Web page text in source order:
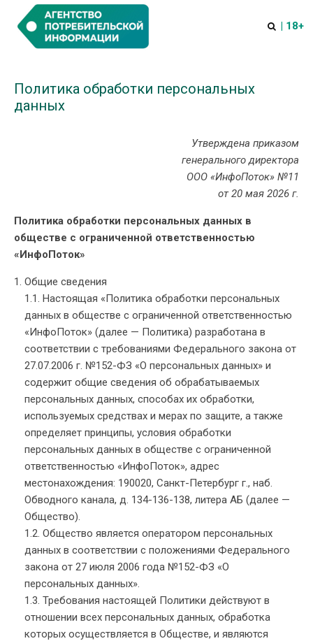
| 18+
Политика обработки персональных
данных
Утверждена приказом
генерального директора
ООО «ИнфоПоток» №11
от 20 мая 2026 г.
Политика обработки персональных данных в
обществе с ограниченной ответственностью
«ИнфоПоток»
Общие сведения
1.1. Настоящая «Политика обработки персональных
данных в обществе с ограниченной ответственностью
«ИнфоПоток» (далее — Политика) разработана в
соответствии с требованиями Федерального закона от
27.07.2006 г. №152-ФЗ «О персональных данных» и
содержит общие сведения об обрабатываемых
персональных данных, способах их обработки,
используемых средствах и мерах по защите, а также
определяет принципы, условия обработки
персональных данных в обществе с ограниченной
ответственностью «ИнфоПоток», адрес
местонахождения: 190020, Санкт-Петербург г., наб.
Обводного канала, д. 134-136-138, литера АБ (далее —
Общество).
1.2. Общество является оператором персональных
данных в соответствии с положениями Федерального
закона от 27 июля 2006 года №152-ФЗ «О
персональных данных».
1.3. Требования настоящей Политики действуют в
отношении всех персональных данных, обработка
которых осуществляется в Обществе, и являются